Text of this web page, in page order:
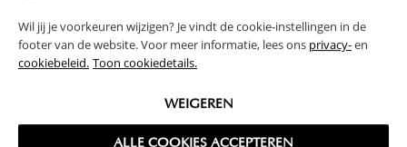
Wil jij je voorkeuren wijzigen? Je vindt de cookie-instellingen in de
footer van de website. Voor meer informatie, lees ons privacy-en
cookiebeleid. Toon cookiedetails.
WEIGEREN
ALLE COOKIES ACCEPTEREN
High-contrast mode
SOUVENT ACHETÉS ENSEMBLE